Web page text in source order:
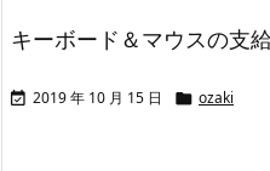
キーボード＆マウスの支
 2019 年 10 月 15 日  ozaki